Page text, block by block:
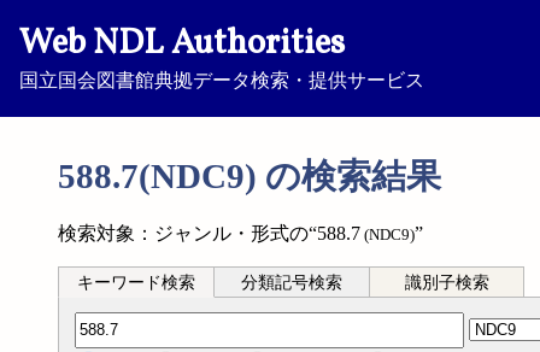
Web NDL Authorities
国立国会図書館典拠データ検索・提供サービス
588.7(NDC9) の検索結果
検索対象：ジャンル・形式の“588.7 (NDC9)”
キーワード検索 分類記号検索 識別子検索
分類記号検索